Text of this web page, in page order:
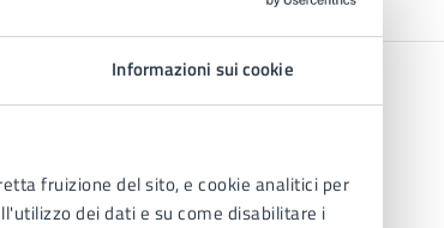
Informazioni sui cookie
fruizione del sito, e cookie analitici per
dei dati e su come disabilitare i